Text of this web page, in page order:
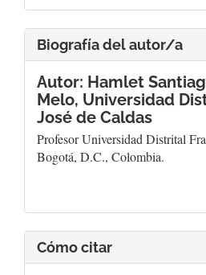
Biografía del autor/a
Autor: Hamlet
Melo, Universidad
José de Caldas
Profesor Universidad Distrital
Bogotá, D.C., Colombia.
Cómo citar